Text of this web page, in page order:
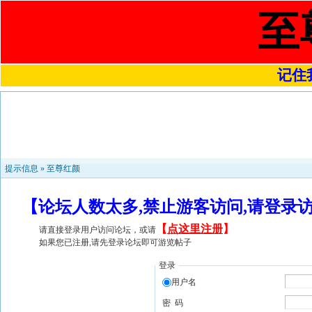
至
记住
提示信息 » 至尊红颜
【论坛人数太多,禁止游客访问,请登
请直接登录用户访问论坛，或请 【 点这里注册】
如果您已注册,请先登录论坛即可游览帖子
登录
用户名
密 码